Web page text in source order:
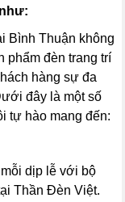
Bình Thuận không
phẩm đèn trang trí
hàng sự đa
đây là một số
tự hào mang đến:
dịp lễ với bộ
Thần Đèn Việt.